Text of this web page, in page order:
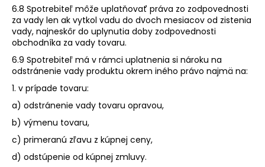
6.8 Spotrebiteľ môže uplatňovať práva zo zodpovednosti
za vady len ak vytkol vadu do dvoch mesiacov od zistenia
vady, najneskôr do uplynutia doby zodpovednosti
obchodníka za vady tovaru.
6.9 Spotrebiteľ má v rámci uplatnenia si nároku na
odstránenie vady produktu okrem iného právo najmä na:
1. v prípade tovaru:
a) odstránenie vady tovaru opravou,
b) výmenu tovaru,
c) primeranú zľavu z kúpnej ceny,
d) odstúpenie od kúpnej zmluvy.